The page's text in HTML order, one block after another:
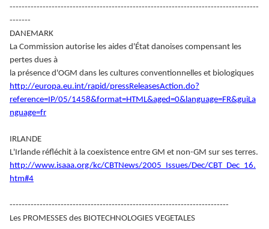
-----------------------------------------------------------------------------------
-------
DANEMARK
La Commission autorise les aides d'État danoises compensant les
pertes dues à
la présence d'OGM dans les cultures conventionnelles et biologiques
http://europa.eu.int/rapid/pressReleasesAction.do?
reference=IP/05/1458&format=HTML&aged=0&language=FR&guiLa
nguage=fr
IRLANDE
L'Irlande réfléchit à la coexistence entre GM et non-GM sur ses terres.
http://www.isaaa.org/kc/CBTNews/2005_Issues/Dec/CBT_Dec_16.
htm#4
-------------------------------------------------------------------------
Les PROMESSES des BIOTECHNOLOGIES VEGETALES